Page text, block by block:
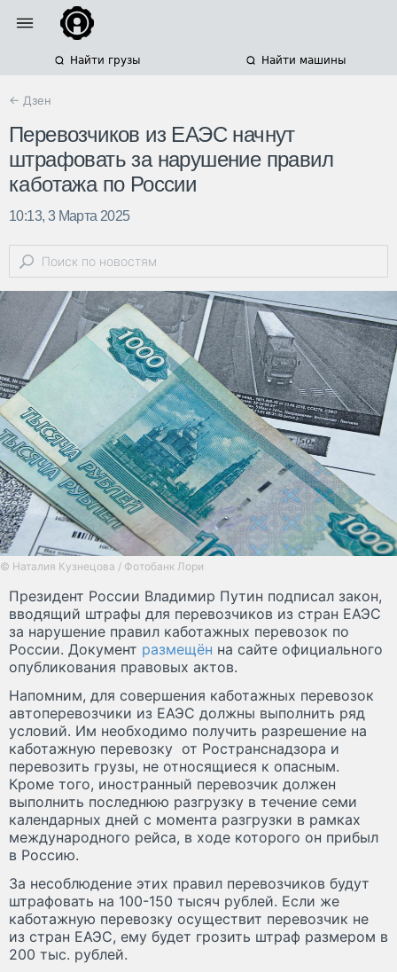
Найти грузы Найти машины
← Дзен
Перевозчиков из ЕАЭС начнут
штрафовать за нарушение правил
каботажа по России
10:13, 3 Марта 2025
© Наталия Кузнецова / Фотобанк Лори
Президент России Владимир Путин подписал закон,
вводящий штрафы для перевозчиков из стран ЕАЭС
за нарушение правил каботажных перевозок по
России. Документ размещён на сайте официального
опубликования правовых актов.
Напомним, для совершения каботажных перевозок
автоперевозчики из ЕАЭС должны выполнить ряд
условий. Им необходимо получить разрешение на
каботажную перевозку от Ространснадзора и
перевозить грузы, не относящиеся к опасным.
Кроме того, иностранный перевозчик должен
выполнить последнюю разгрузку в течение семи
календарных дней с момента разгрузки в рамках
международного рейса, в ходе которого он прибыл
в Россию.
За несоблюдение этих правил перевозчиков будут
штрафовать на 100-150 тысяч рублей. Если же
каботажную перевозку осуществит перевозчик не
из стран ЕАЭС, ему будет грозить штраф размером в
200 тыс. рублей.